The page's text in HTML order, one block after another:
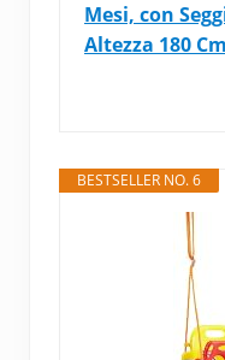
Mesi, con
Altezza 180 Cm
BESTSELLER NO. 6